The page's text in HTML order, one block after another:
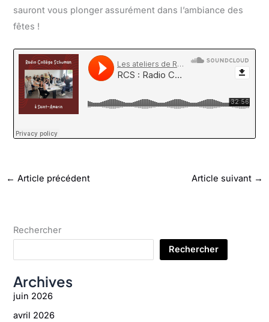
sauront vous plonger assurément dans l’ambiance des
fêtes !
← Article précédent Article suivant →
Rechercher
Rechercher
Archives
juin 2026
avril 2026